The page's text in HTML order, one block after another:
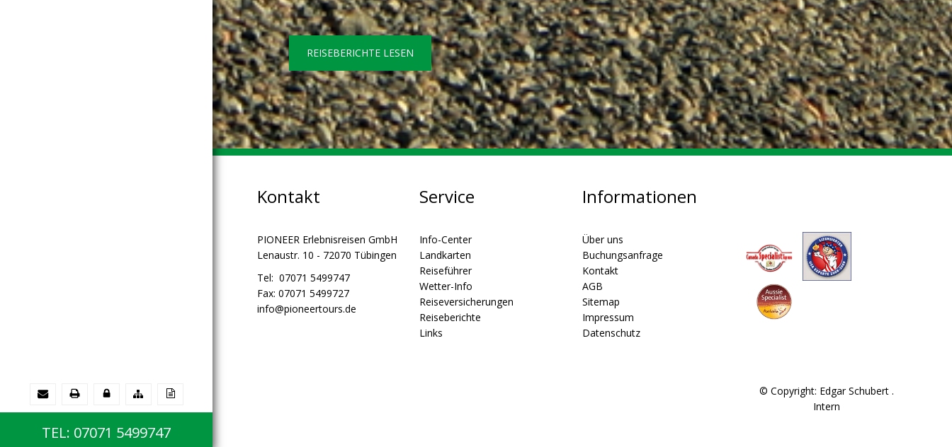
TEL: 07071 5499747
REISEBERICHTE LESEN
Kontakt
PIONEER Erlebnisreisen GmbH
Lenaustr. 10 - 72070 Tübingen
Tel: 07071 5499747
Fax: 07071 5499727
info@pioneertours.de
Service
Info-Center
Landkarten
Reiseführer
Wetter-Info
Reiseversicherungen
Reiseberichte
Links
Informationen
Über uns
Buchungsanfrage
Kontakt
AGB
Sitemap
Impressum
Datenschutz
© Copyright: Edgar Schubert .
Intern